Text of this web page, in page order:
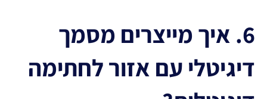
6. איך מייצרים מסמך
דיגיטלי עם אזור לחתימה